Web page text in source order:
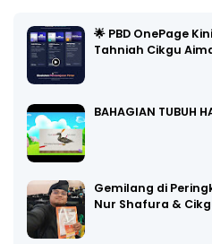
🌟 PBD OnePage
Tahniah Cikgu
BAHAGIAN TUBUH
Gemilang di
Nur Shafura &